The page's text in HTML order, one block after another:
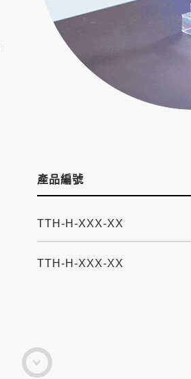
產品編號
TTH-H-XXX-XX
TTH-H-XXX-XX